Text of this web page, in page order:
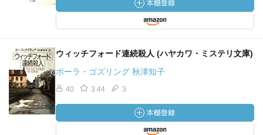
ウィッチフォード連続殺人 (ハヤカワ・ミステリ文庫)
ポーラ・ゴズリング 秋津知子
40 3.44 3